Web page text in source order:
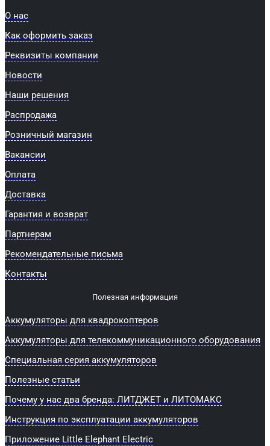
О нас
Как оформить заказ
Реквизиты компании
Новости
Наши решения
Распродажа
Розничный магазин
Вакансии
Оплата
Доставка
Гарантия и возврат
Партнерам
Рекомендательные письма
Контакты
Полезная информация
Аккумуляторы для квадрокоптеров
Аккумуляторы для телекоммуникационного оборудования
Специальная серия аккумуляторов
Полезные статьи
Почему у нас два бренда: ЛИТДЖЕТ и ЛИТОМАКС
Инструкция по эксплуатации аккумуляторов
Приложение Little Elephant Electric